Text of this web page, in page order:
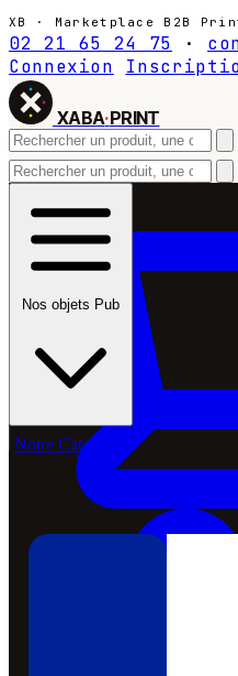
XB · Marketplace B2B
02 21 65 24 75 ·
Connexion
XABA·PRINT
Nos objets Pub
Notre Catalogue